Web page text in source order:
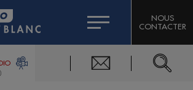
CHRONIQUES DE L'EXPERT
CITIZEN MACHINERY
MASSIF DOMAINES SKIABLES
COMPAGNIE DU MONT-BLANC
NOUS
CONTACTER